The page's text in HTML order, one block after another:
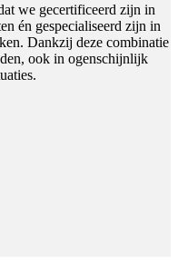
we gecertificeerd zijn in
én gespecialiseerd zijn in
Dankzij deze combinatie
ook in ogenschijnlijk